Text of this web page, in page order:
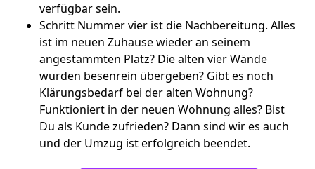
verfügbar sein.
Schritt Nummer vier ist die Nachbereitung. Alles
ist im neuen Zuhause wieder an seinem
angestammten Platz? Die alten vier Wände
wurden besenrein übergeben? Gibt es noch
Klärungsbedarf bei der alten Wohnung?
Funktioniert in der neuen Wohnung alles? Bist
Du als Kunde zufrieden? Dann sind wir es auch
und der Umzug ist erfolgreich beendet.